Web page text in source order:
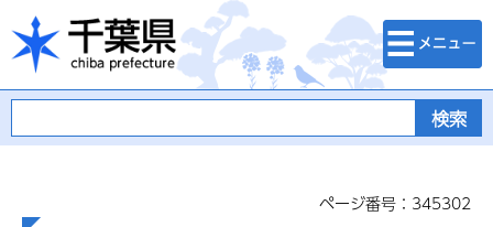
千葉県
検索・メニュ
ー
ページ番号：345302